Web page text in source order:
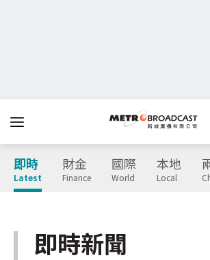
即時
Latest
財金
Finance
國際
World
本地
Local
即時新聞